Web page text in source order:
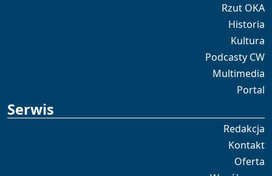
Rzut OKA
Historia
Kultura
Podcasty CW
Multimedia
Portal
Serwis
Redakcja
Kontakt
Oferta